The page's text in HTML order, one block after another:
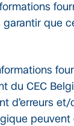
que
du CEC
d’erreurs et/